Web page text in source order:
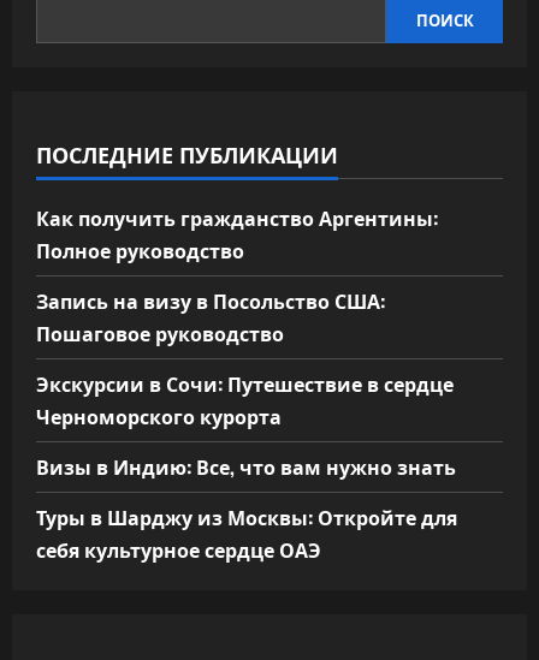
ПОИСК
ПОСЛЕДНИЕ ПУБЛИКАЦИИ
Как получить гражданство Аргентины:
Полное руководство
Запись на визу в Посольство США:
Пошаговое руководство
Экскурсии в Сочи: Путешествие в сердце
Черноморского курорта
Визы в Индию: Все, что вам нужно знать
Туры в Шарджу из Москвы: Откройте для
себя культурное сердце ОАЭ